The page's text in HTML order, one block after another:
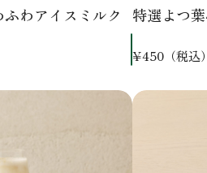
わアイスミルク 特選よつ
¥450（税込）